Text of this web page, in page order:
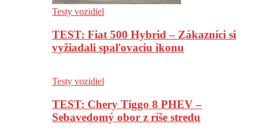
Testy vozidiel
TEST: Fiat 500 Hybrid – Zákazníci si
vyžiadali spaľovaciu ikonu
Testy vozidiel
TEST: Chery Tiggo 8 PHEV –
Sebavedomý obor z ríše stredu